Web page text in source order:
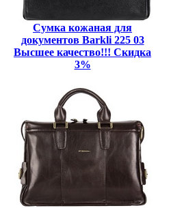
Сумка кожаная для
документов Barkli 225 03
Высшее качество!!! Скидка
3%